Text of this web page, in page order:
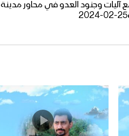
آليات وجنود العدو في محاور مدينة